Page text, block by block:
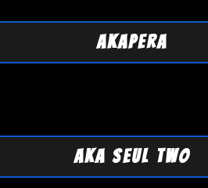
AKAPERA
AKA SEUL TWO